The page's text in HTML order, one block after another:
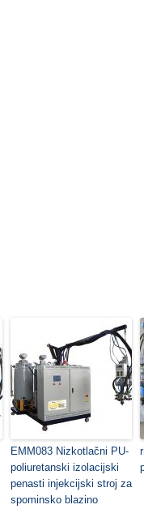
EMM083 Nizkotlačni PU-
poliuretanski izolacijski
penasti injekcijski stroj za
spominsko blazino